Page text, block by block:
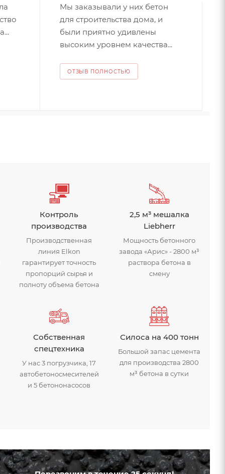
Мы заказывали у них бетон
для строительства дома, и
были приятно удивлены
высоким уровнем качества...
ОТЗЫВ ПОЛНОСТЬЮ
Контроль
производства
Производственная
линия Elkon
гарантирует точность
пропорций сырья и
полноту объема бетона
2,5 м³ мешалка
Liebherr
Мощность бетонного
завода «Арис» - 2800 м³
раствора бетона в
смену
Собственная
спецтехника
У нас 3 погрузчика, 17
автобетоносмесителей
и 5 бетононасосов
Силоса на 400 тонн
Большой запас цемента
для производства 2800
м³ бетона в сутки